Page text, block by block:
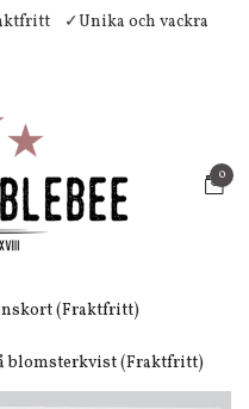
✓Unika och vackra
0
(Fraktfritt)
blomsterkvist (Fraktfritt)